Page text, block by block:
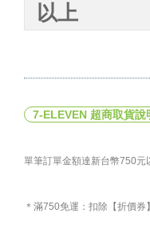
以上
7-ELEVEN 超商取貨說
單筆訂單金額達新台幣750元
＊滿750免運：扣除【折價